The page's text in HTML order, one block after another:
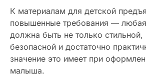
К материалам для детской
повышенные требования — любая
должна быть не только стильной,
безопасной и достаточно
значение это имеет при
малыша.